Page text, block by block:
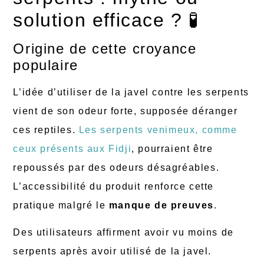
solution efficace ? 🧪
Origine de cette croyance
populaire
L’idée d’utiliser de la javel contre les serpents
vient de son odeur forte, supposée déranger
ces reptiles.
Les serpents venimeux, comme
ceux présents aux Fidji, pourraient être
repoussés par des odeurs désagréables.
L’accessibilité du produit renforce cette
pratique malgré le manque de preuves.
Des utilisateurs affirment avoir vu moins de
serpents après avoir utilisé de la javel.